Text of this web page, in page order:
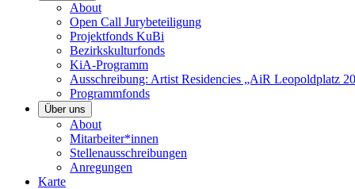
About
Open Call Jurybeteiligung
Projektfonds KuBi
Bezirkskulturfonds
KiA-Programm
Ausschreibung: Artist Residencies „AiR Leopoldplatz
Programmfonds
Über uns
About
Mitarbeiter*innen
Stellenausschreibungen
Anregungen
Karte